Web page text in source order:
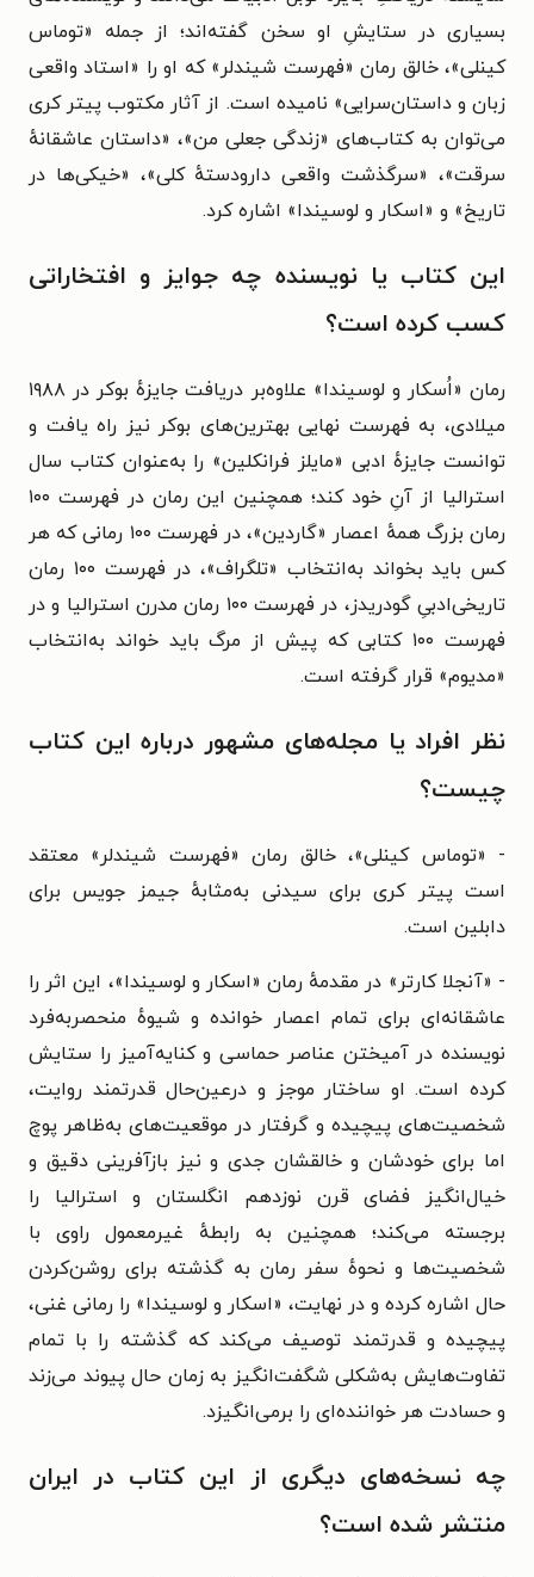
بسیاری در ستایشِ او سخن گفته‌اند؛ از جمله «توماس
کینلی»، خالق رمان «فهرست شیندلر» که او را «استاد واقعی
زبان و داستان‌سرایی» نامیده است. از آثار مکتوب پیتر کری
می‌توان به کتاب‌های «زندگی جعلی من»، «داستان عاشقانهٔ
سرقت»، «سرگذشت واقعی دارودستهٔ کلی»، «خیکی‌ها در
تاریخ» و «اسکار و لوسیندا» اشاره کرد.
این کتاب یا نویسنده چه جوایز و افتخاراتی
کسب کرده است؟
رمان «اُسکار و لوسیندا» علاوه‌بر دریافت جایزهٔ بوکر در ۱۹۸۸
میلادی، به فهرست نهایی بهترین‌های بوکر نیز راه یافت و
توانست جایزه‌ٔ ادبی «مایلز فرانکلین» را به‌عنوان کتاب سال
استرالیا از آنِ خود کند؛ همچنین‌ این رمان در فهرست ۱۰۰
رمان بزرگ همه‌ٔ اعصار «گاردین»، در فهرست ۱۰۰ رمانی که هر
کس باید بخواند به‌انتخاب «تلگراف»، در فهرست ۱۰۰ رمان
تاریخی‌ادبیِ گودریدز، در فهرست ۱۰۰ رمان مدرن استرالیا و در
فهرست ۱۰۰ کتابی که پیش از مرگ باید خواند به‌انتخاب
«مدیوم» قرار گرفته است.
نظر افراد یا مجله‌های مشهور درباره این کتاب
چیست؟
- «توماس کینلی»، خالق رمان «فهرست شیندلر» معتقد
است پیتر کری برای سیدنی به‌مثابه‌ٔ جیمز جویس برای
دابلین است.
- «آنجلا کارتر» در مقدمهٔ رمان «اسکار و لوسیندا»، این اثر را
عاشقانه‌ای برای تمام اعصار خوانده و شیوهٔ منحصربه‌فرد
نویسنده در آمیختن عناصر حماسی و کنایه‌آمیز را ستایش
کرده است. او ساختار موجز و درعین‌حال قدرتمند روایت،
شخصیت‌های پیچیده و گرفتار در موقعیت‌های به‌ظاهر پوچ
اما برای خودشان و خالقشان جدی و نیز بازآفرینی دقیق و
خیال‌انگیز فضای قرن نوزدهم انگلستان و استرالیا را
برجسته می‌کند؛ همچنین به رابطهٔ غیرمعمول راوی با
شخصیت‌ها و نحوهٔ سفر رمان به گذشته برای روشن‌کردن
حال اشاره کرده و در نهایت، «اسکار و لوسیندا» را رمانی غنی،
پیچیده و قدرتمند توصیف می‌کند که گذشته را با تمام
تفاوت‌هایش به‌شکلی شگفت‌انگیز به زمان حال پیوند می‌زند
و حسادت هر خواننده‌ای را برمی‌انگیزد.
چه نسخه‌های دیگری از این کتاب در ایران
منتشر شده است؟